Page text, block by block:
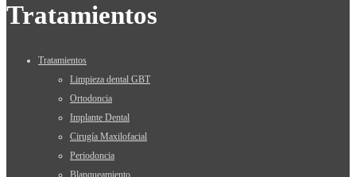
Tratamientos
Tratamientos
Limpieza dental GBT
Ortodoncia
Implante Dental
Cirugía Maxilofacial
Periodoncia